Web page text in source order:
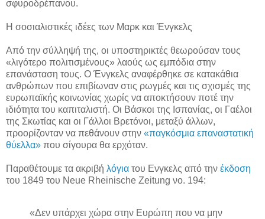
σφυροδρέπανου.
Η σοσιαλιστικές ιδέες των Μαρκ και Ένγκελς
Από την σύλληψή της, οι υποστηρικτές θεωρούσαν τους
«λιγότερο πολιτισμένους» λαούς ως εμπόδια στην
επανάσταση τους. Ο Ένγκελς αναφέρθηκε σε κατακάθια
ανθρώπων που επιβίωναν στις ρωγμές και τις σχισμές της
ευρωπαϊκής κοινωνίας χωρίς να αποκτήσουν ποτέ την
ιδιότητα του καπιταλιστή. Οι Βάσκοι της Ισπανίας, οι Γαέλοι
της Σκωτίας και οι Γάλλοι Βρετόνοι, μεταξύ άλλων,
προορίζονταν να πεθάνουν στην «παγκόσμια επαναστατική
θύελλα» που σίγουρα θα ερχόταν.
Παραθέτουμε τα ακριβή λόγια του Ενγκελς από την έκδοση
του 1849 του Neue Rheinische Zeitung νο. 194:
«Δεν υπάρχει χώρα στην Ευρώπη που να μην